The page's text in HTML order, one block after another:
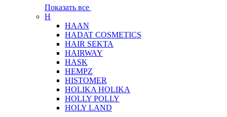
Показать все
H
HAAN
HADAT COSMETICS
HAIR SEKTA
HAIRWAY
HASK
HEMPZ
HISTOMER
HOLIKA HOLIKA
HOLLY POLLY
HOLY LAND